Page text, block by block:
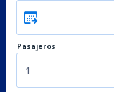
Pasajeros
1